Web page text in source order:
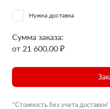
Нужна доставка
Сумма заказа:
от 21 600,00 ₽
*Стоимость без учета